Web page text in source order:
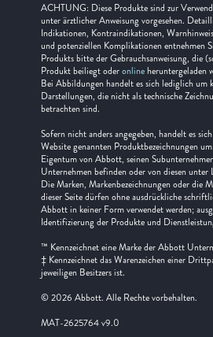
ACHTUNG: Diese Produkte sind zur
unter ärztlicher Anweisung vorgesehen.
Indikationen, Kontraindikationen,
und potenziellen Komplikationen entnehmen
Produkts bitte der Gebrauchsanweisung, die
Produkt beiliegt oderonlineheruntergeladen
Bei Abbildungen handelt es sich lediglich um
Darstellungen, die nicht als technische
betrachten sind.
Sofern nicht anders angegeben, handelt es
Website genannten Produktbezeichnungen
Eigentum von Abbott, seinen
Unternehmen befinden oder von diesen unter
Die Marken, Markenbezeichnungen oder die
dieser Seite dürfen ohne ausdrückliche
Abbott in keiner Form verwendet werden;
Identifizierung der Produkte und
™ Kennzeichnet eine Marke der Abbott
‡ Kennzeichnet das Warenzeichen einer
jeweiligen Besitzers ist.
© 2026 Abbott. Alle Rechte vorbehalten.
MAT-2625764 v9.0